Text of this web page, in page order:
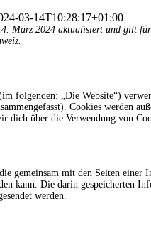
03-14T10:28:17+01:00
März 2024 aktualisiert und gilt
folgenden: „Die Website“)
Cookies werden
dich über die Verwendung von
gemeinsam mit den Seiten einer
kann. Die darin gespeicherten
werden.